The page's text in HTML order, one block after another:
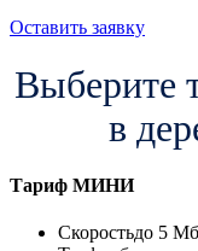
Оставить заявку
Выберите
в
Тариф МИНИ
Скоростьдо 5